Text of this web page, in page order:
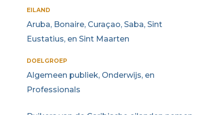
EILAND
Aruba, Bonaire, Curaçao, Saba, Sint
Eustatius, en Sint Maarten
DOELGROEP
Algemeen publiek, Onderwijs, en
Professionals